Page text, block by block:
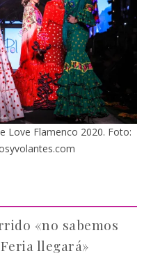
Love Flamenco 2020. Foto:
«no sabemos
llegará»